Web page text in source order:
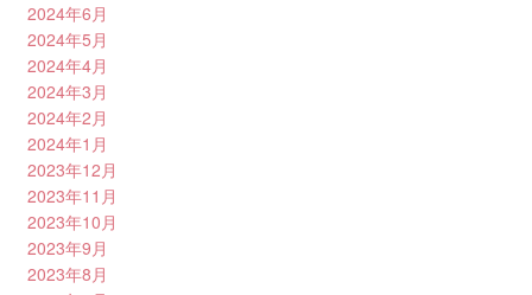
2024年6月
2024年5月
2024年4月
2024年3月
2024年2月
2024年1月
2023年12月
2023年11月
2023年10月
2023年9月
2023年8月